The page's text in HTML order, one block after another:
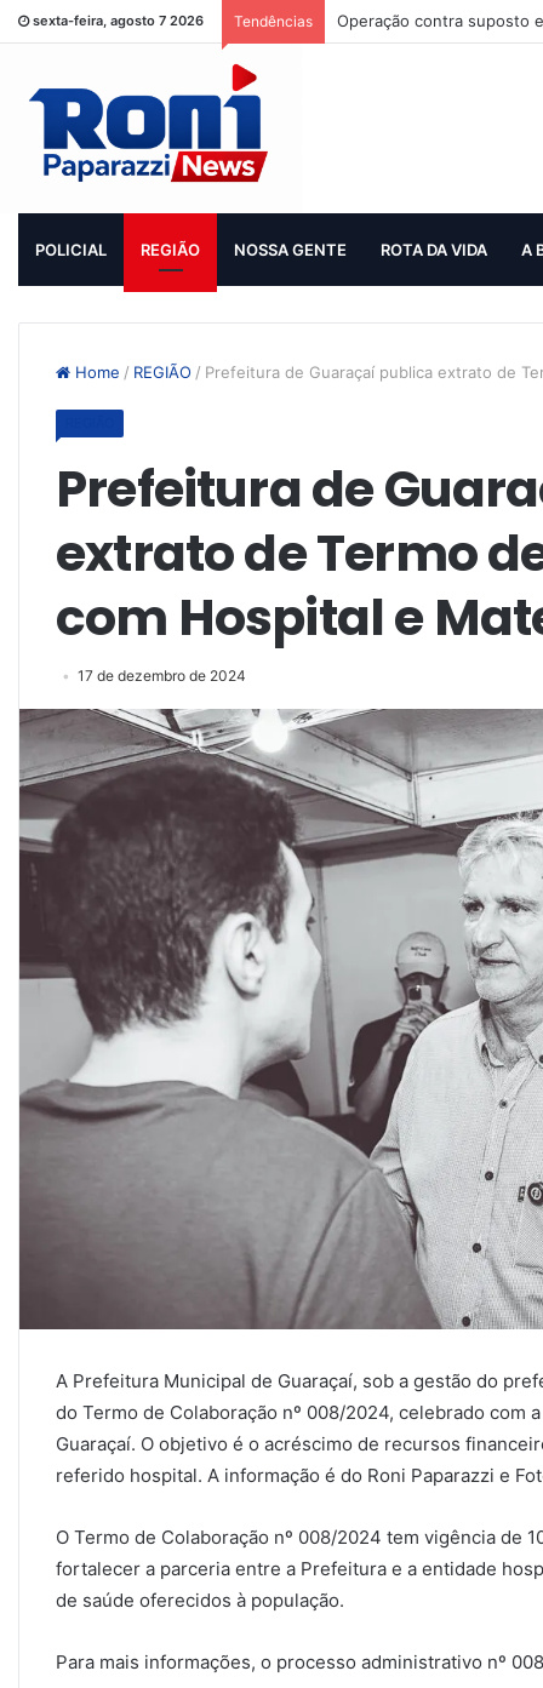
sexta-feira, agosto 7 2026 Tendências Operação contra suposto
POLICIAL REGIÃO NOSSA GENTE ROTA DA VIDA A
Home / REGIÃO / Prefeitura de Guaraçaí publica extrato de
Prefeitura de
extrato de Termo
com Hospital e
17 de dezembro de 2024
A Prefeitura Municipal de Guaraçaí, sob a gestão do
do Termo de Colaboração nº 008/2024, celebrado com
Guaraçaí. O objetivo é o acréscimo de recursos
referido hospital. A informação é do Roni Paparazzi e
O Termo de Colaboração nº 008/2024 tem vigência de
fortalecer a parceria entre a Prefeitura e a entidade
de saúde oferecidos à população.
Para mais informações, o processo administrativo nº